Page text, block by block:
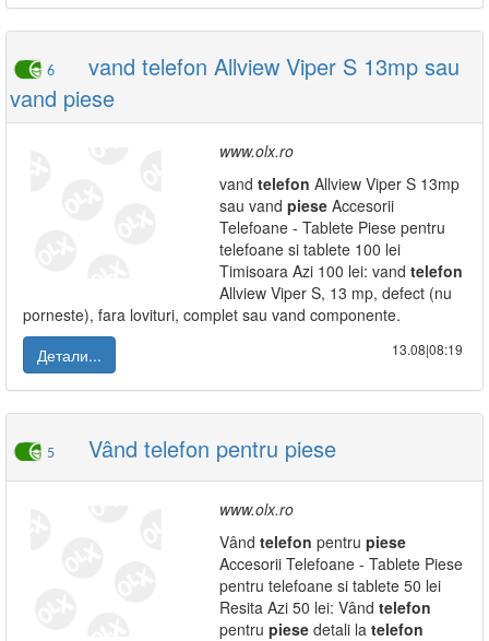
6
vand telefon Allview Viper S 13mp sau
vand piese
www.olx.ro
vand telefon Allview Viper S 13mp
sau vand piese Accesorii
Telefoane - Tablete Piese pentru
telefoane si tablete 100 lei
Timisoara Azi 100 lei: vand telefon
Allview Viper S, 13 mp, defect (nu
porneste), fara lovituri, complet sau vand componente.
Детали...
13.08|08:19
5 Vând telefon pentru piese
www.olx.ro
Vând telefon pentru piese
Accesorii Telefoane - Tablete Piese
pentru telefoane si tablete 50 lei
Resita Azi 50 lei: Vând telefon
pentru piese detali la telefon